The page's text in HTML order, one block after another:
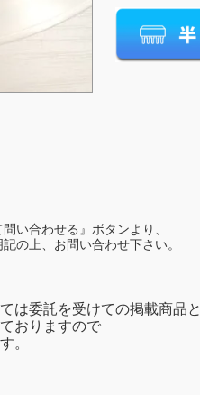
い合わせる』ボタンより、
の上、お問い合わせ下さい。
委託を受けての掲載商品と
おりますので
。